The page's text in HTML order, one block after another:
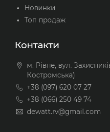
Новинки
Топ продаж
Контакти
м. Рівне, вул.
Костромська)
+38 (097) 620 07 27
+38 (066) 250 49 74
dewatt.rv@gmail.com